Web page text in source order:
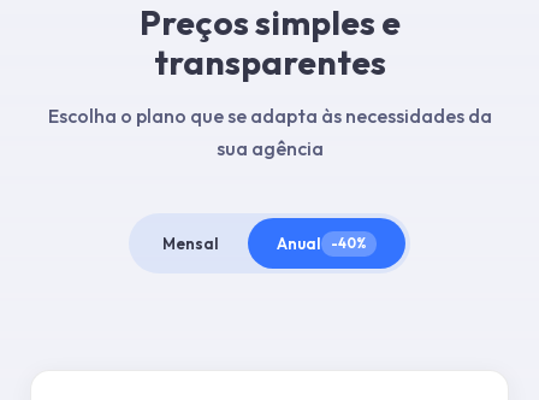
Preços simples e
transparentes
Escolha o plano que se adapta às necessidades da
sua agência
Mensal Anual -40%